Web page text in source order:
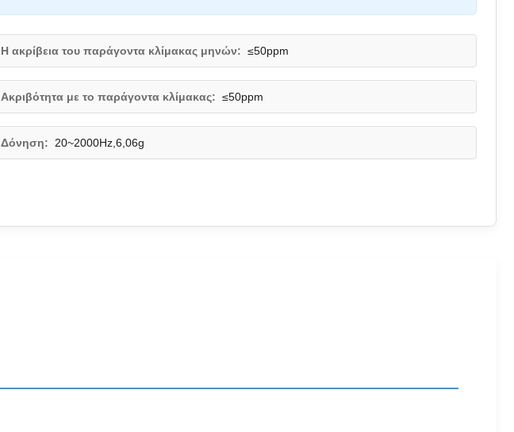
Η ακρίβεια του παράγοντα κλίμακας μηνών: ≤50ppm
Ακριβότητα με το παράγοντα κλίμακας: ≤50ppm
Δόνηση: 20~2000Hz,6,06g